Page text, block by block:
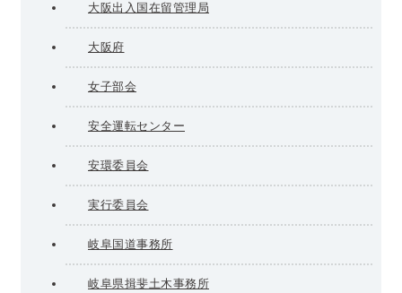
大阪出入国在留管理局
大阪府
女子部会
安全運転センター
安環委員会
実行委員会
岐阜国道事務所
岐阜県揖斐土木事務所